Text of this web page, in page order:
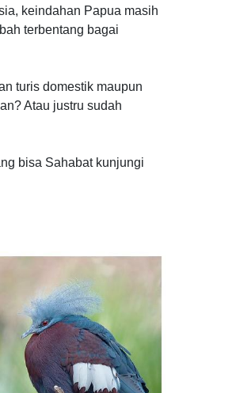
keindahan Papua masih
terbentang bagai
turis domestik maupun
Atau justru sudah
bisa Sahabat kunjungi